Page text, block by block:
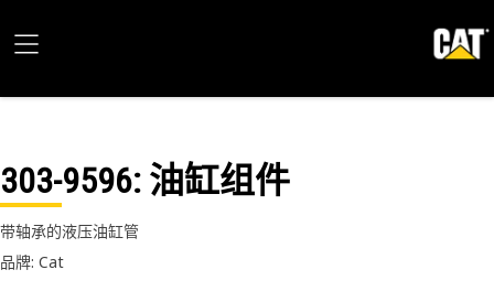
303-9596: 油缸组件
带轴承的液压油缸管
品牌: Cat